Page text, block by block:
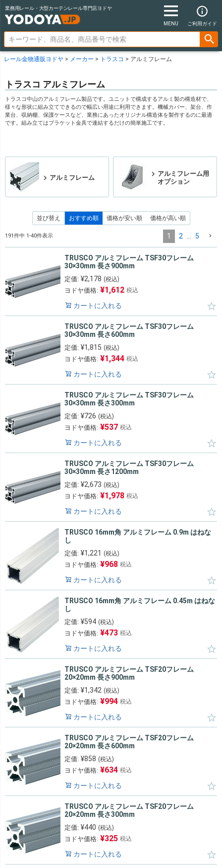
業務用レール・大型カーテンレール専門店ヨドヤ
MENU ご利用ガイド
レール金物通販ヨドヤ メーカー トラスコ アルミフレーム
トラスコ アルミフレーム
トラスコ中山のアルミフレーム製品です。ユニットで構成するアルミ製の構造材で、
様々な形状に組み立てできるので幅広い用途に利用できます。機械カバー、架台、作
業台、収納棚、保護ケースなど、業務にあったオリジナル構造体を製作するのに最適
です。組み立てはブラケット金具で連結するだけの簡単施工です。
アルミフレーム
アルミフレーム用
オプション
並び替え おすすめ順 価格が安い順 価格が高い順
191件中 1-40件表示 1 2 5
TRUSCO アルミフレーム TSF30フレーム
30×30mm 長さ900mm
定価: ¥2,178 (税込)
ヨドヤ価格: ¥1,612 税込
カートに入れる
TRUSCO アルミフレーム TSF30フレーム
30×30mm 長さ600mm
定価: ¥1,815 (税込)
ヨドヤ価格: ¥1,344 税込
カートに入れる
TRUSCO アルミフレーム TSF30フレーム
30×30mm 長さ300mm
定価: ¥726 (税込)
ヨドヤ価格: ¥537 税込
カートに入れる
TRUSCO アルミフレーム TSF30フレーム
30×30mm 長さ1200mm
定価: ¥2,673 (税込)
ヨドヤ価格: ¥1,978 税込
カートに入れる
TRUSCO 16mm角 アルミフレーム 0.9m はねな
し
定価: ¥1,221 (税込)
ヨドヤ価格: ¥968 税込
カートに入れる
TRUSCO 16mm角 アルミフレーム 0.45m はねな
し
定価: ¥594 (税込)
ヨドヤ価格: ¥473 税込
カートに入れる
TRUSCO アルミフレーム TSF20フレーム
20×20mm 長さ900mm
定価: ¥1,342 (税込)
ヨドヤ価格: ¥994 税込
カートに入れる
TRUSCO アルミフレーム TSF20フレーム
20×20mm 長さ600mm
定価: ¥858 (税込)
ヨドヤ価格: ¥634 税込
カートに入れる
TRUSCO アルミフレーム TSF20フレーム
20×20mm 長さ300mm
定価: ¥440 (税込)
ヨドヤ価格: ¥325 税込
カートに入れる